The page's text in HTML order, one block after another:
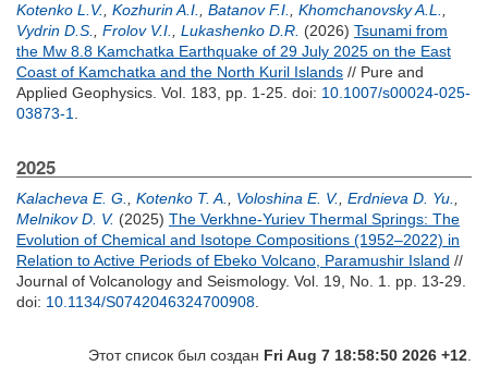
Kotenko L.V. Kozhurin A.I. Batanov F.I. Khomchanovsky A.L.
Vydrin D.S.
Frolov V.I. Lukashenko D.R. (2026) Tsunami from
the Mw 8.8 Kamchatka Earthquake of 29 July 2025 on the East
Coast of Kamchatka and the North Kuril Islands // Pure and
Applied Geophysics. Vol. 183, pp. 1-25. doi: 10.1007/s00024-025-
03873-1
2025
Kalacheva E. G. Kotenko T. A. Voloshina E. V. Erdnieva D. Yu.
Melnikov D. V. (2025) The Verkhne-Yuriev Thermal Springs: The
Evolution of Chemical and Isotope Compositions (1952–2022) in
Relation to Active Periods of Ebeko Volcano, Paramushir Island //
Journal of Volcanology and Seismology. Vol. 19, No. 1. pp. 13-29.
doi: 10.1134/S0742046324700908
Этот список был создан Fri Aug 7 18:58:50 2026 +12